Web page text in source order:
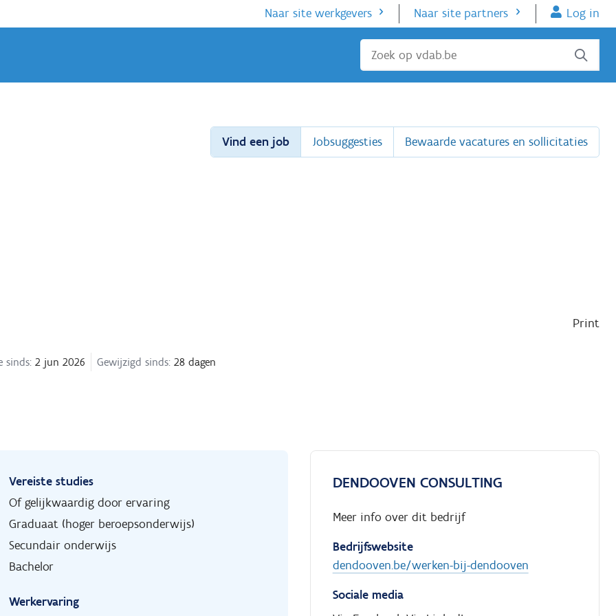
Naar site werkgevers Naar site partners Log in
Sluiten
Vind een job Jobsuggesties Bewaarde vacatures en sollicitaties
Print
sinds: 2 jun 2026 Gewijzigd sinds: 28 dagen
Vereiste studies
Of gelijkwaardig door ervaring
Graduaat (hoger beroepsonderwijs)
Secundair onderwijs
Bachelor
Werkervaring
DENDOOVEN CONSULTING
Meer info over dit bedrijf
Bedrijfswebsite
dendooven.be/werken-bij-dendooven
Sociale media